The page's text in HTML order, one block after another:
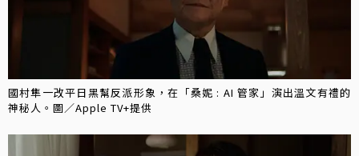
國村隼一改平日黑幫反派形象，在「桑妮 : AI 管家」演出溫文有禮的
神秘人。圖／Apple TV+提供